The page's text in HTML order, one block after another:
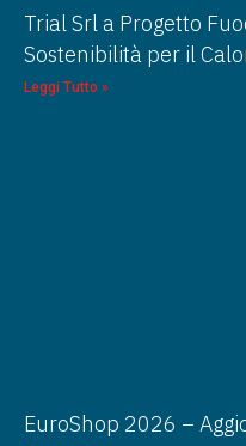
Trial Srl a Progetto
Sostenibilità per il
Leggi Tutto »
EuroShop 2026 –